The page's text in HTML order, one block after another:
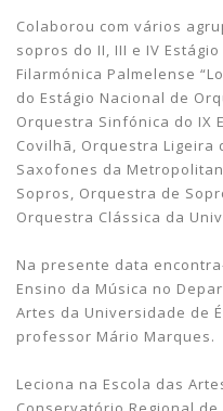
Colaborou com vários
sopros do II, III e IV
Filarmónica Palmelense
do Estágio Nacional de
Orquestra Sinfónica do IX
Covilhã, Orquestra Ligeira
Saxofones da
Sopros, Orquestra de
Orquestra Clássica da
Na presente data
Ensino da Música no
Artes da Universidade de
professor Mário Marques.
Leciona na Escola das